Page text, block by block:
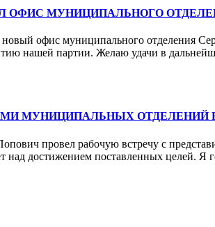
ОФИС МУНИЦИПАЛЬНОГО
офис муниципального отделения
нашей партии. Желаю удачи в
МУНИЦИПАЛЬНЫХ ОТДЕЛЕНИЙ
провел рабочую встречу с
над достижением поставленных целей.